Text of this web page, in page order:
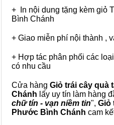
+ In nội dung tặng kèm giỏ
Bình Chánh
+ Giao miễn phí nội thành ,
+ Hợp tác phân phối các
có nhu cầu
Cửa hàng Giỏ trái cây quà
Chánh lấy uy tín làm hàng
chữ tín - vạn niềm tin", Giỏ
Phước Bình Chánh cam